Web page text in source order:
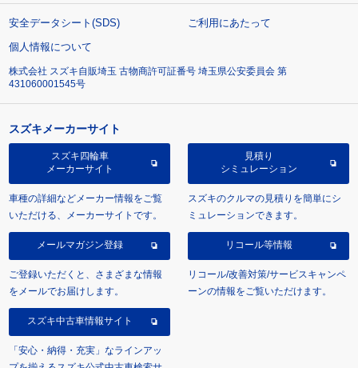
安全データシート(SDS)
ご利用にあたって
個人情報について
株式会社 スズキ自販埼玉 古物商許可証番号 埼玉県公安委員会 第
431060001545号
スズキメーカーサイト
スズキ四輪車
メーカーサイト
車種の詳細などメーカー情報をご覧
いただける、メーカーサイトです。
見積り
シミュレーション
スズキのクルマの見積りを簡単にシ
ミュレーションできます。
メールマガジン登録
ご登録いただくと、さまざまな情報
をメールでお届けします。
リコール等情報
リコール/改善対策/サービスキャンペ
ーンの情報をご覧いただけます。
スズキ中古車情報サイト
「安心・納得・充実」なラインアッ